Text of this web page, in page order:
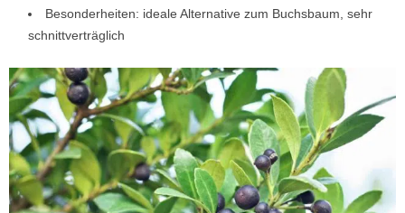
Besonderheiten: ideale Alternative zum Buchsbaum, sehr
schnittverträglich